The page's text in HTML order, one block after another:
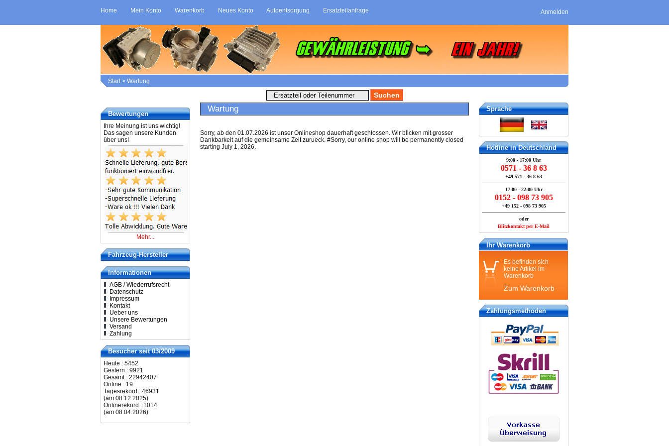
Home Mein Konto Warenkorb Neues Konto Autoentsorgung Ersatzteilanfrage Anmelden
Start> Wartung
Wartung
Sorry, ab den 01.07.2026 ist unser Onlineshop dauerhaft geschlossen. Wir blicken mit grosser
Dankbarkeit auf die gemeinsame Zeit zurueck. #Sorry, our online shop will be permanently closed
starting July 1, 2026.
Bewertungen
Ihre Meinung ist uns wichtig!
Das sagen unsere Kunden
über uns!
Mehr...
Fahrzeug-Hersteller
Informationen
AGB / Wiederrufsrecht
Datenschutz
Impressum
Kontakt
Ueber uns
Unsere Bewertungen
Versand
Zahlung
Besucher seit 03/2009
Heute : 5452
Gestern : 9921
Gesamt : 22942407
Online : 19
Tagesrekord : 46931
(am 08.12.2025)
Onlinerekord : 1014
(am 08.04.2026)
Sprache
Hotline in Deutschland
9:00 - 17:00 Uhr
0571 - 36 8 63
+49 571 - 36 8 63
17:00 - 22:00 Uhr
0152 - 098 73 905
+49 152 - 098 73 905
oder
Blitzkontakt per E-Mail
Ihr Warenkorb
Es befinden sich
keine Artikel im
Warenkorb
Zum Warenkorb
Zahlungsmethoden